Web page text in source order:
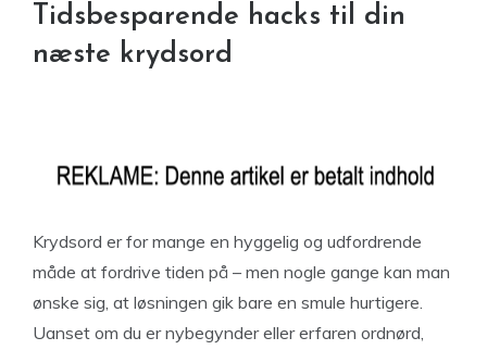
Tidsbesparende hacks til din
næste krydsord
Krydsord er for mange en hyggelig og udfordrende
måde at fordrive tiden på – men nogle gange kan man
ønske sig, at løsningen gik bare en smule hurtigere.
Uanset om du er nybegynder eller erfaren ordnørd,